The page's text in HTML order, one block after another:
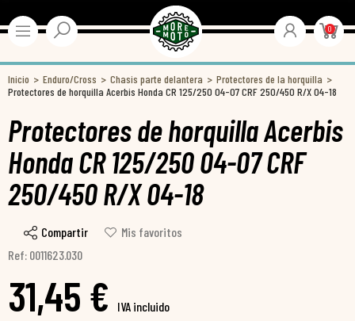
0
Inicio Enduro/Cross Chasis parte delantera
Protectores de la horquilla
Protectores de horquilla Acerbis Honda CR 125/250 04-07 CRF 250/450 R/X 04-18
Protectores de horquilla Acerbis
Honda CR 125/250 04-07 CRF
250/450 R/X 04-18
Compartir
Mis favoritos
Ref: 0011623.030
31,45 € IVA incluido